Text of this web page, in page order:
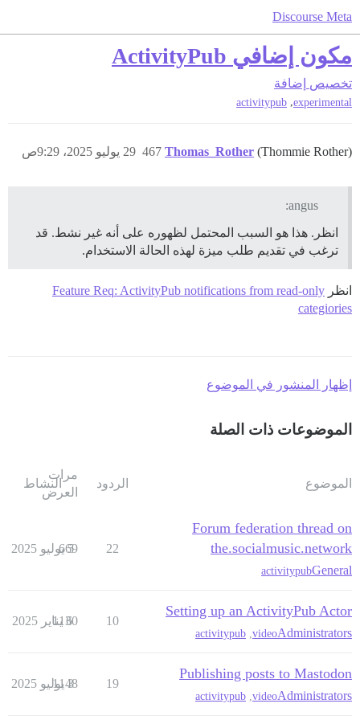
Discourse Meta
مكون إضافي ActivityPub
تخصيص إضافة
experimental
,
activitypub
Thomas_Rother (Thommie Rother) 29 يوليو 2025، 9:29ص 467
angus:
انظر. هذا هو السبب المحتمل لظهوره على أنه غير نشط. قد
ترغب في تقديم طلب ميزة لهذه الحالة الاستخدام.
انظر Feature Req: ActivityPub notifications from read-only
categiories
إظهار المنشور في الموضوع
الموضوعات ذات الصلة
الموضوع الردود
مرات
العرض
النشاط
Forum federation thread on
the.socialmusic.network
General
activitypub
22
669
5 يوليو 2025
Setting up an ActivityPub Actor
Administrators
video
activitypub
10
1130
6 يناير 2025
Publishing posts to Mastodon
Administrators
video
activitypub
19
1148
3 يوليو 2025